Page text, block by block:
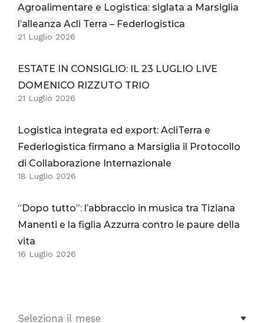
Agroalimentare e Logistica: siglata a Marsiglia
l’alleanza Acli Terra – Federlogistica
21 Luglio 2026
ESTATE IN CONSIGLIO: IL 23 LUGLIO LIVE
DOMENICO RIZZUTO TRIO
21 Luglio 2026
Logistica integrata ed export: AcliTerra e
Federlogistica firmano a Marsiglia il Protocollo
di Collaborazione Internazionale
18 Luglio 2026
“Dopo tutto”: l’abbraccio in musica tra Tiziana
Manenti e la figlia Azzurra contro le paure della
vita
16 Luglio 2026